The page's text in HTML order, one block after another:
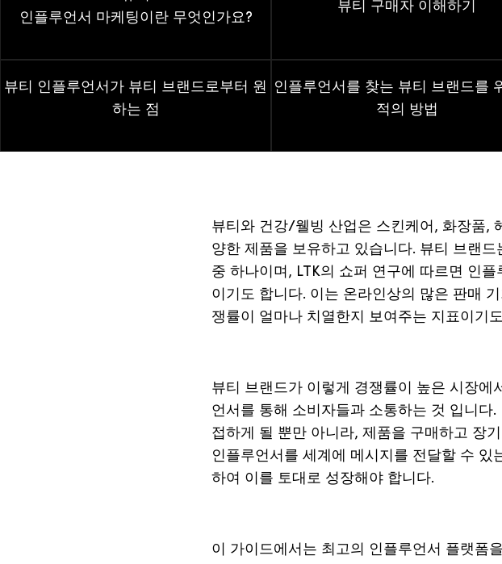
인플루언서 마케팅이란 무엇인가요?
뷰티 구매자 이해하기
뷰티 인플루언서가 뷰티 브랜드로부터 원
하는 점
인플루언서를 찾는 뷰티 브랜드를
적의
방법
뷰티와 건강/웰빙 산업은 스킨케어, 화장품,
양한 제품을 보유하고 있습니다. 뷰티 브랜
중 하나이며, LTK의 쇼퍼 연구에 따르면 인
이기도 합니다. 이는 온라인상의 많은 판매
쟁률이 얼마나 치열한지 보여주는 지표이기
뷰티 브랜드가 이렇게 경쟁률이 높은 시장에
언서를 통해 소비자들과 소통하는 것 입니다.
접하게
될 뿐만 아니라, 제품을 구매하고 장
인플루언서를 세계에 메시지를 전달할 수 있
하여 이를 토대로 성장해야 합니다.
이 가이드에서는 최고의 인플루언서 플랫폼을